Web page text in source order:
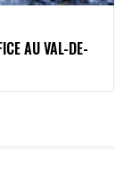
AU VAL-DE-